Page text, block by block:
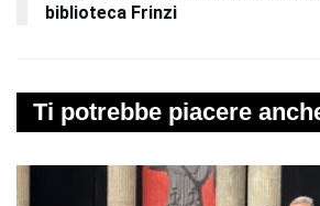
biblioteca Frinzi
Ti potrebbe piacere